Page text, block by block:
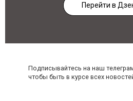
Перейти в
Подписывайтесь на наш
чтобы быть в курсе всех